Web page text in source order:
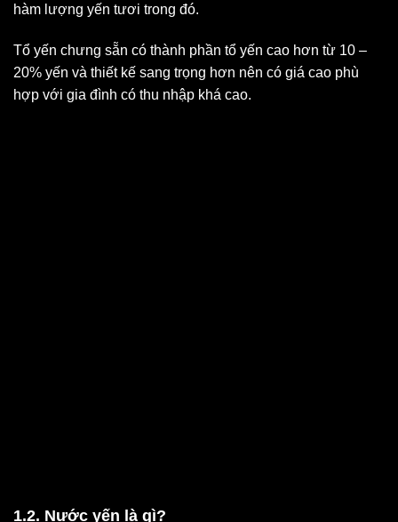
hàm lượng yến tươi trong đó.
Tổ yến chưng sẵn có thành phần tổ yến cao hơn từ 10 –
20% yến và thiết kế sang trọng hơn nên có giá cao phù
hợp với gia đình có thu nhập khá cao.
1.2. Nước yến là gì?